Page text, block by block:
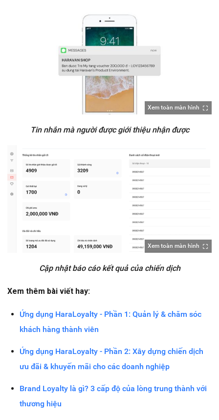
Xem toàn màn hình
Tin nhắn mà người được giới thiệu nhận được
Xem toàn màn hình
Cập nhật báo cáo kết quả của chiến dịch
Xem thêm bài viết hay:
Ứng dụng HaraLoyalty - Phần 1: Quản lý & chăm sóc
khách hàng thành viên
Ứng dụng HaraLoyalty - Phần 2: Xây dựng chiến dịch
ưu đãi & khuyến mãi cho các doanh nghiệp
Brand Loyalty là gì? 3 cấp độ của lòng trung thành với
thương hiệu